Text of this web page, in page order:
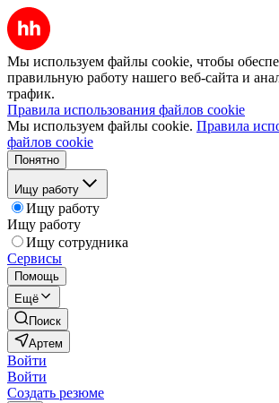
Мы используем файлы cookie, чтобы
правильную работу нашего веб-сайта и
трафик.
Правила использования файлов cookie
Мы используем файлы cookie. Правила
файлов cookie
Понятно
Ищу работу
Ищу работу
Ищу работу
Ищу сотрудника
Сервисы
Помощь
Ещё
Поиск
Артем
Войти
Войти
Создать резюме